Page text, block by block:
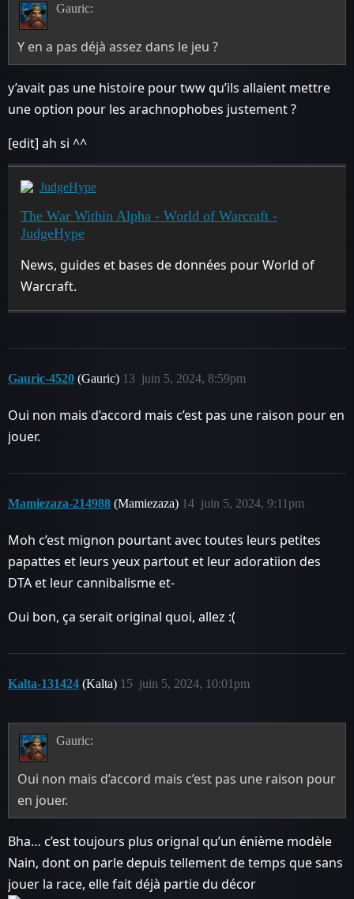
Gauric:
Y en a pas déjà assez dans le jeu ?
y’avait pas une histoire pour tww qu’ils allaient mettre
une option pour les arachnophobes justement ?
[edit] ah si ^^
JudgeHype
The War Within Alpha - World of Warcraft -
JudgeHype
News, guides et bases de données pour World of
Warcraft.
Gauric-4520 (Gauric) juin 5, 2024, 8:59pm
13
Oui non mais d’accord mais c’est pas une raison pour en
jouer.
Mamiezaza-214988 (Mamiezaza) juin 5, 2024, 9:11pm
14
Moh c’est mignon pourtant avec toutes leurs petites
papattes et leurs yeux partout et leur adoratiion des
DTA et leur cannibalisme et-
Oui bon, ça serait original quoi, allez :(
Kalta-131424 (Kalta) juin 5, 2024, 10:01pm
15
Gauric:
Oui non mais d’accord mais c’est pas une raison pour
en jouer.
Bha… c’est toujours plus orignal qu’un énième modèle
Nain, dont on parle depuis tellement de temps que sans
jouer la race, elle fait déjà partie du décor